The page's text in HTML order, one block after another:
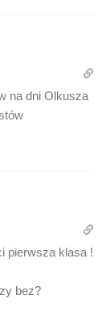
na dni Olkusza
pierwsza klasa !
bez?